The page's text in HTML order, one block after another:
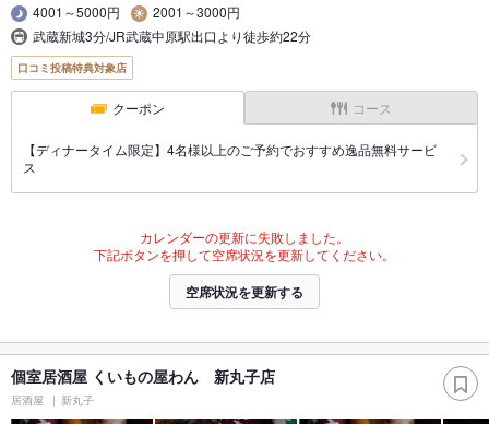
4001～5000円
2001～3000円
武蔵新城3分/JR武蔵中原駅出口より徒歩約22分
口コミ投稿特典対象店
クーポン コース
【ディナータイム限定】4名様以上のご予約でおすすめ逸品無料サービ
ス
カレンダーの更新に失敗しました。
下記ボタンを押して空席状況を更新してください。
空席状況を更新する
個室居酒屋 くいもの屋わん 新丸子店
居酒屋 新丸子